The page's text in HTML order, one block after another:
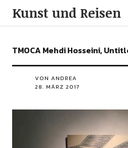
Kunst und Reisen
TMOCA Mehdi Hosseini,
VON ANDREA
28. MÄRZ 2017